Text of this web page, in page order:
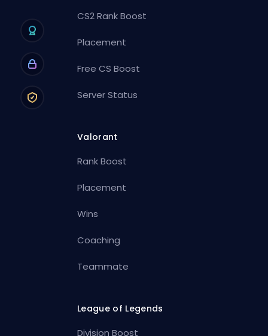
CS2 Rank Boost
Placement
Free CS Boost
Server Status
Valorant
Rank Boost
Placement
Wins
Coaching
Teammate
League of Legends
Division Boost